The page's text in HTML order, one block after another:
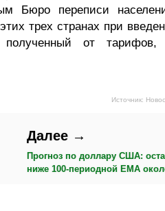
Бюро переписи
трех странах при
полученный от
Источник:
Далее →
Прогноз по доллару США:
ниже 100-периодной EMA